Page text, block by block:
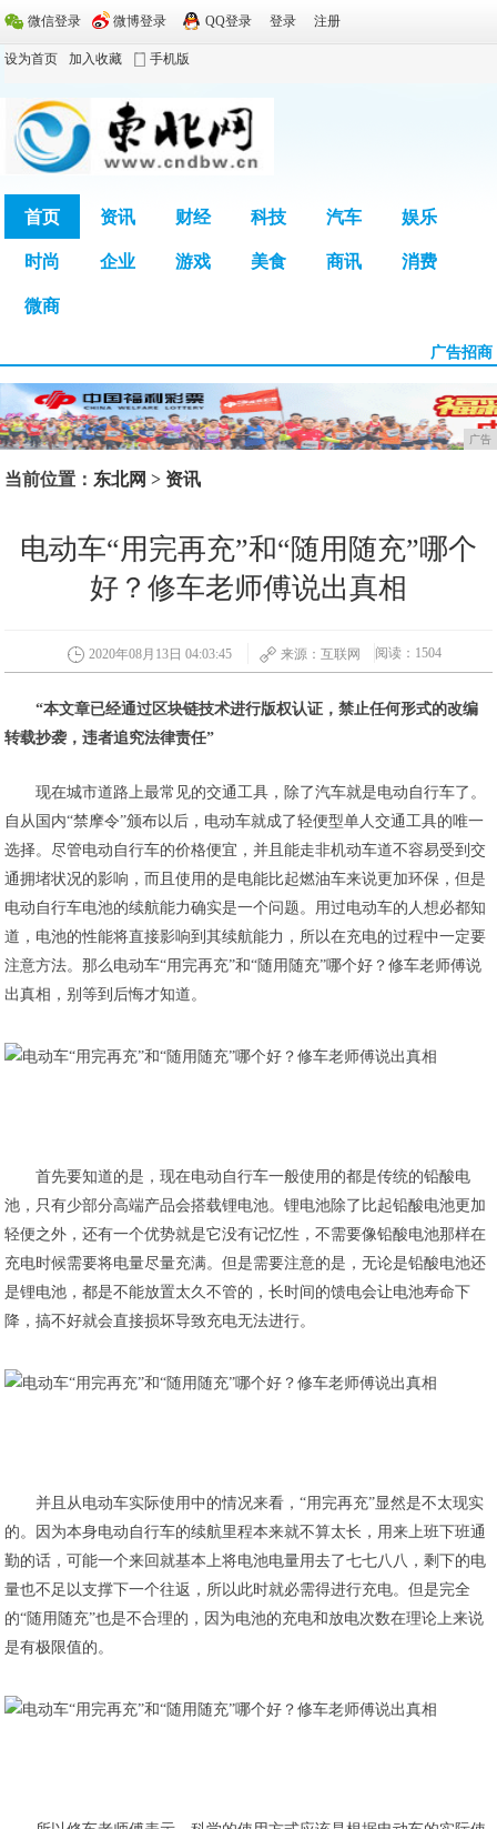
微信登录 微博登录 QQ登录 登录 注册
设为首页 加入收藏 手机版
首页 资讯 财经 科技 汽车 娱乐
时尚 企业 游戏 美食 商讯 消费
微商
广告招商
广告
当前位置： 东北网 > 资讯
电动车“用完再充”和“随用随充”哪个
好？修车老师傅说出真相
2020年08月13日 04:03:45 来源：互联网 阅读：1504
“本文章已经通过区块链技术进行版权认证，禁止任何形式的改编
转载抄袭，违者追究法律责任”
现在城市道路上最常见的交通工具，除了汽车就是电动自行车了。
自从国内“禁摩令”颁布以后，电动车就成了轻便型单人交通工具的唯一
选择。尽管电动自行车的价格便宜，并且能走非机动车道不容易受到交
通拥堵状况的影响，而且使用的是电能比起燃油车来说更加环保，但是
电动自行车电池的续航能力确实是一个问题。用过电动车的人想必都知
道，电池的性能将直接影响到其续航能力，所以在充电的过程中一定要
注意方法。那么电动车“用完再充”和“随用随充”哪个好？修车老师傅说
出真相，别等到后悔才知道。
首先要知道的是，现在电动自行车一般使用的都是传统的铅酸电
池，只有少部分高端产品会搭载锂电池。锂电池除了比起铅酸电池更加
轻便之外，还有一个优势就是它没有记忆性，不需要像铅酸电池那样在
充电时候需要将电量尽量充满。但是需要注意的是，无论是铅酸电池还
是锂电池，都是不能放置太久不管的，长时间的馈电会让电池寿命下
降，搞不好就会直接损坏导致充电无法进行。
并且从电动车实际使用中的情况来看，“用完再充”显然是不太现实
的。因为本身电动自行车的续航里程本来就不算太长，用来上班下班通
勤的话，可能一个来回就基本上将电池电量用去了七七八八，剩下的电
量也不足以支撑下一个往返，所以此时就必需得进行充电。但是完全
的“随用随充”也是不合理的，因为电池的充电和放电次数在理论上来说
是有极限值的。